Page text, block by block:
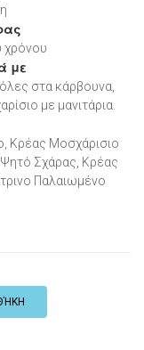
χρόνου
με
στα κάρβουνα,
με μανιτάρια.
Κρέας Μοσχάρισιο
Σχάρας, Κρέας
Παλαιωμένο